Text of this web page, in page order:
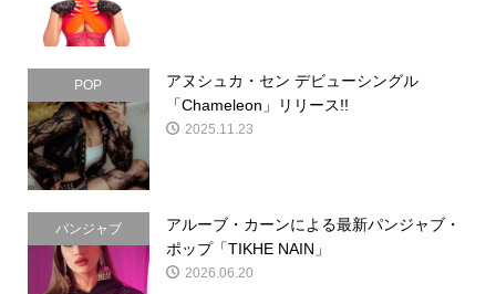
POP
アヌシュカ・セン デビューシングル
「Chameleon」リリース!!
2025.11.23
パンジャブ
アルーブ・カーンによる最新パンジャブ・
ポップ「TIKHE NAIN」
2026.06.20